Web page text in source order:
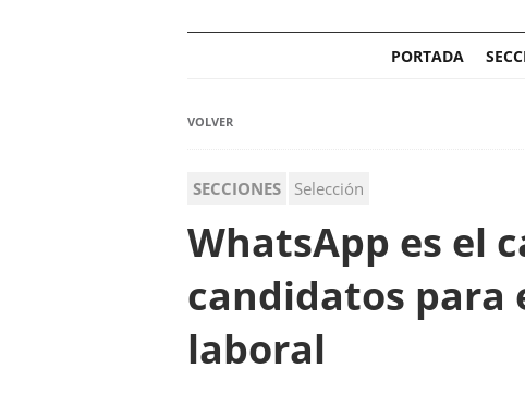
PORTADA
VOLVER
SECCIONES Selección
WhatsApp es el
candidatos para
laboral